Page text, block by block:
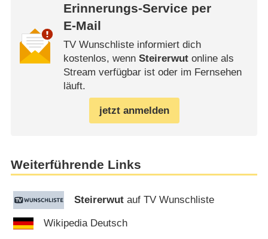
Erinnerungs-Service per
E-Mail
TV Wunschliste informiert dich
kostenlos, wenn Steirerwutonline als
Stream verfügbar ist oder im Fernsehen
läuft.
jetzt anmelden
Weiterführende Links
Steirerwut auf TV Wunschliste
Wikipedia Deutsch